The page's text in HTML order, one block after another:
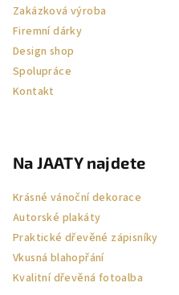
Zakázková výroba
Firemní dárky
Design shop
Spolupráce
Kontakt
Na JAATY najdete
Krásné vánoční dekorace
Autorské plakáty
Praktické dřevěné zápisníky
Vkusná blahopřání
Kvalitní dřevěná fotoalba